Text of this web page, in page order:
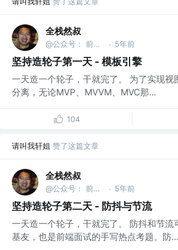
全栈然叔
@公众号： 前端大班车 · 5年前
坚持造轮子第一天 - 模板引擎
一天造一个轮子，干就完了。 为了实现视
分离，无论MVP、MVVM、MVC那...
104
请叫我轩姐 赞了这篇文章
全栈然叔
@公众号： 前端大班车 · 5年前
坚持造轮子第二天 - 防抖与节流
一天造一个轮子，干就完了。 防抖和节流
基友，也是前端面试的手写热点考题。防...